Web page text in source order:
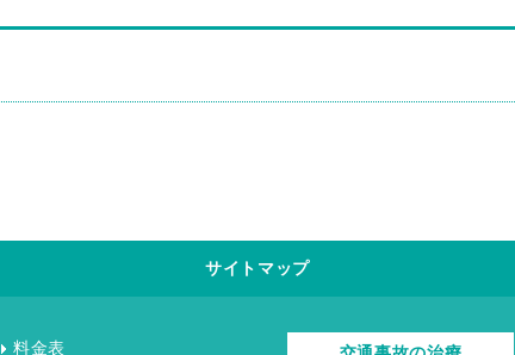
サイトマップ
料金表